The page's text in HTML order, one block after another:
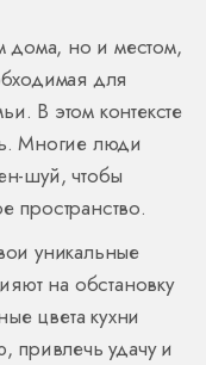
дома, но и местом,
для
В этом контексте
Многие люди
шуй, чтобы
пространство.
уникальные
на обстановку
цвета кухни
привлечь удачу и